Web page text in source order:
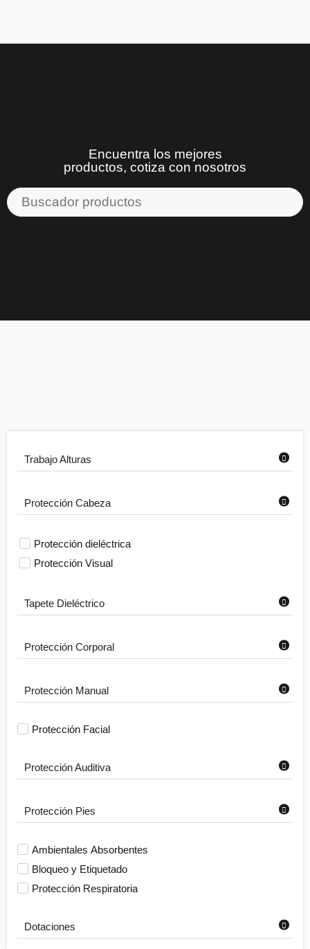
Encuentra los mejores
productos, cotiza con nosotros
Trabajo Alturas
Protección Cabeza
Protección dieléctrica
Protección Visual
Tapete Dieléctrico
Protección Corporal
Protección Manual
Protección Facial
Protección Auditiva
Protección Pies
Ambientales Absorbentes
Bloqueo y Etiquetado
Protección Respiratoria
Dotaciones